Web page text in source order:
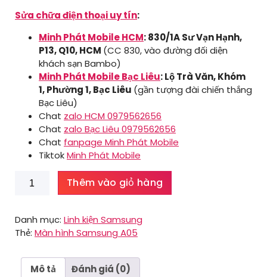
Sửa chữa điện thoại uy tín:
Minh Phát Mobile HCM: 830/1A Sư Vạn Hạnh,
P13, Q10, HCM (CC 830, vào đường đối diện
khách sạn Bambo)
Minh Phát Mobile Bạc Liêu: Lộ Trà Văn, Khóm
1, Phường 1, Bạc Liêu (gần tượng đài chiến thắng
Bạc Liêu)
Chat zalo HCM 0979562656
Chat zalo Bạc Liêu 0979562656
Chat fanpage Minh Phát Mobile
TiktokMinh Phát Mobile
Màn
hình
A05
số
Thêm vào giỏ hàng
Danh mục: Linh kiện Samsung
Thẻ: Màn hình Samsung A05
Mô tả Đánh giá (0)